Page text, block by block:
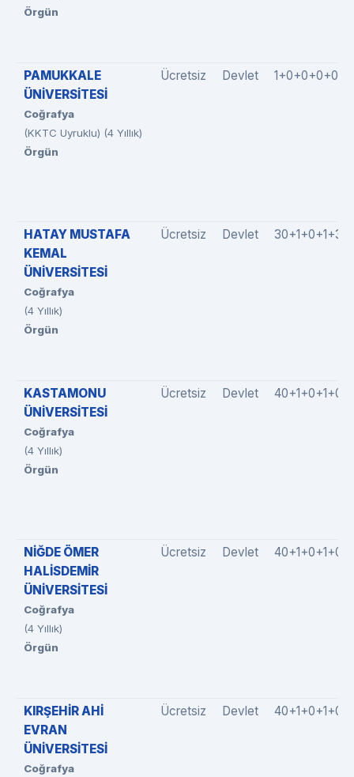
Örgün
PAMUKKALE
ÜNİVERSİTESİ
Coğrafya
(KKTC Uyruklu) (4 Yıllık)
Örgün
Ücretsiz Devlet 1+0+0+0+0
HATAY MUSTAFA
KEMAL
ÜNİVERSİTESİ
Coğrafya
(4 Yıllık)
Örgün
Ücretsiz Devlet 30+1+0+1+3
KASTAMONU
ÜNİVERSİTESİ
Coğrafya
(4 Yıllık)
Örgün
Ücretsiz Devlet 40+1+0+1+0
NİĞDE ÖMER
HALİSDEMİR
ÜNİVERSİTESİ
Coğrafya
(4 Yıllık)
Örgün
Ücretsiz Devlet 40+1+0+1+0
KIRŞEHİR AHİ
EVRAN
ÜNİVERSİTESİ
Coğrafya
Ücretsiz Devlet 40+1+0+1+0